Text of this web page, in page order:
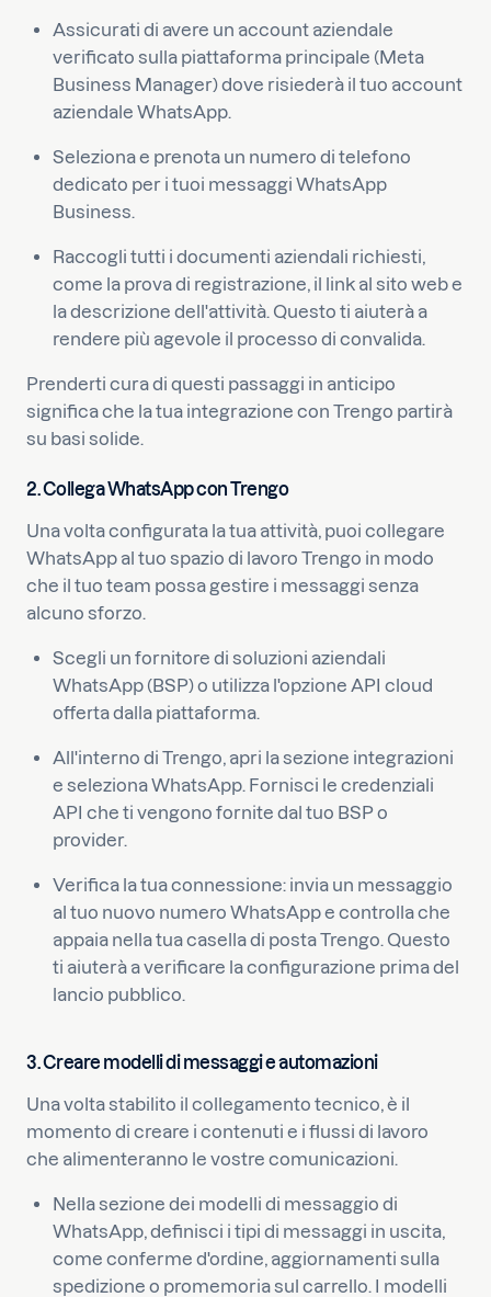
Assicurati di avere un account aziendale
verificato sulla piattaforma principale (Meta
Business Manager) dove risiederà il tuo account
aziendale WhatsApp.
Seleziona e prenota un numero di telefono
dedicato per i tuoi messaggi WhatsApp
Business.
Raccogli tutti i documenti aziendali richiesti,
come la prova di registrazione, il link al sito web e
la descrizione dell'attività. Questo ti aiuterà a
rendere più agevole il processo di convalida.
Prenderti cura di questi passaggi in anticipo
significa che la tua integrazione con Trengo partirà
su basi solide.
2. Collega WhatsApp con Trengo
Una volta configurata la tua attività, puoi collegare
WhatsApp al tuo spazio di lavoro Trengo in modo
che il tuo team possa gestire i messaggi senza
alcuno sforzo.
Scegli un fornitore di soluzioni aziendali
WhatsApp (BSP) o utilizza l'opzione API cloud
offerta dalla piattaforma.
All'interno di Trengo, apri la sezione integrazioni
e seleziona WhatsApp. Fornisci le credenziali
API che ti vengono fornite dal tuo BSP o
provider.
Verifica la tua connessione: invia un messaggio
al tuo nuovo numero WhatsApp e controlla che
appaia nella tua casella di posta Trengo. Questo
ti aiuterà a verificare la configurazione prima del
lancio pubblico.
3. Creare modelli di messaggi e automazioni
Una volta stabilito il collegamento tecnico, è il
momento di creare i contenuti e i flussi di lavoro
che alimenteranno le vostre comunicazioni.
Nella sezione dei modelli di messaggio di
WhatsApp, definisci i tipi di messaggi in uscita,
come conferme d'ordine, aggiornamenti sulla
spedizione o promemoria sul carrello. I modelli